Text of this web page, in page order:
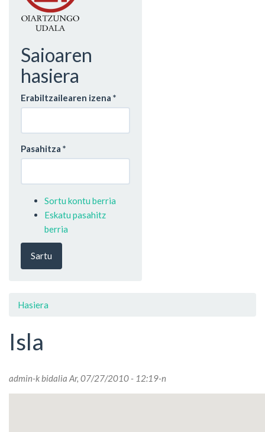
Saioaren
hasiera
Erabiltzailearen izena *
Pasahitza *
Sortu kontu berria
Eskatu pasahitz
berria
Sartu
Hasiera
Isla
admin-k bidalia Ar, 07/27/2010 - 12:19-n